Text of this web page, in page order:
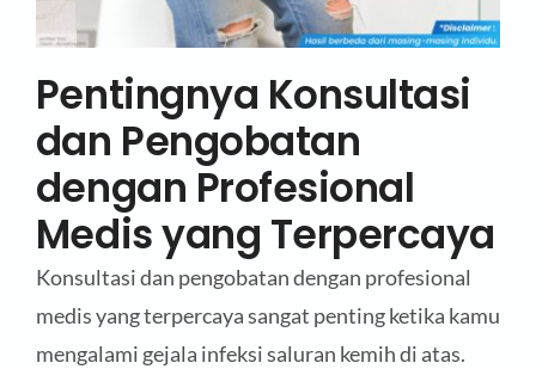
Pentingnya Konsultasi
dan Pengobatan
dengan Profesional
Medis yang Terpercaya
Konsultasi dan pengobatan dengan profesional
medis yang terpercaya sangat penting ketika kamu
mengalami gejala infeksi saluran kemih di atas.